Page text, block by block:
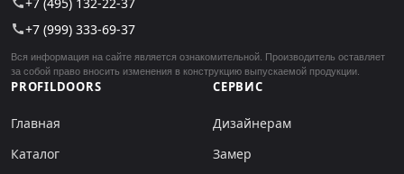
call+7 (999) 333-69-37
Вся информация на сайте является ознакомительной. Производитель оставляет
за собой право вносить изменения в конструкцию выпускаемой продукции.
PROFILDOORS
Главная
Каталог
СЕРВИС
Дизайнерам
Замер